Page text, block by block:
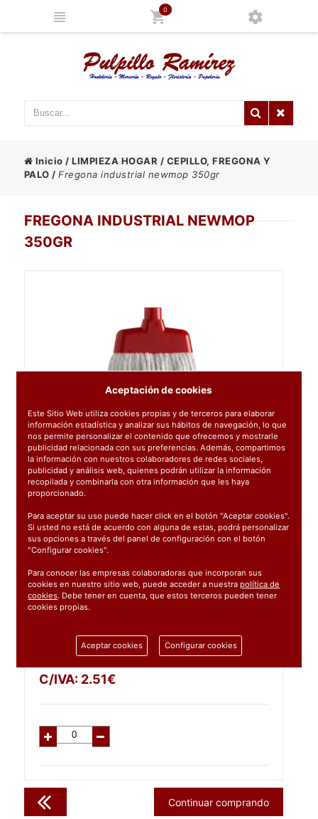
0
Inicio /LIMPIEZA HOGAR / CEPILLO, FREGONA Y
PALO /Fregona industrial newmop 350gr
FREGONA INDUSTRIAL NEWMOP
350GR
Ref:026
1 unidad
C/IVA: 2.51€
Continuar comprando
Aceptación de cookies
Este Sitio Web utiliza cookies propias y de terceros para elaborar
información estadística y analizar sus hábitos de navegación, lo que
nos permite personalizar el contenido que ofrecemos y mostrarle
publicidad relacionada con sus preferencias. Además, compartimos
la información con nuestros colaboradores de redes sociales,
publicidad y análisis web, quienes podrán utilizar la información
recopilada y combinarla con otra información que les haya
proporcionado.
Para aceptar su uso puede hacer click en el botón "Aceptar cookies".
Si usted no está de acuerdo con alguna de estas, podrá personalizar
sus opciones a través del panel de configuración con el botón
"Configurar cookies".
Para conocer las empresas colaboradoras que incorporan sus
cookies en nuestro sitio web, puede acceder a nuestrapolítica de
cookies. Debe tener en cuenta, que estos terceros pueden tener
cookies propias.
Aceptar cookies Configurar cookies